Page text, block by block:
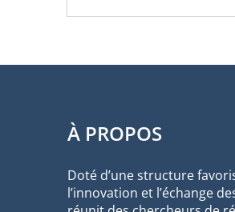
À PROPOS
Doté d’une structure
l’innovation et l’échange